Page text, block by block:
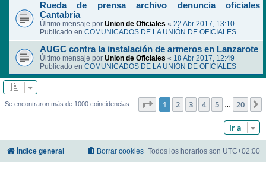
Rueda de prensa archivo denuncia oficiales
Cantabria
Último mensaje por Union de Oficiales « 22 Abr 2017, 13:10
Publicado en COMUNICADOS DE LA UNIÓN DE OFICIALES
AUGC contra la instalación de armeros en Lanzarote
Último mensaje por Union de Oficiales « 18 Abr 2017, 12:49
Publicado en COMUNICADOS DE LA UNIÓN DE OFICIALES
Se encontraron más de 1000 coincidencias Página de 20
1 2 3 4 5 … 20
Ir a
Índice general Todos los horarios son UTC+02:00
Borrar cookies